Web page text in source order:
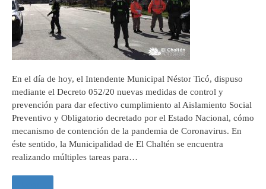
En el día de hoy, el Intendente Municipal Néstor Ticó, dispuso
mediante el Decreto 052/20 nuevas medidas de control y
prevención para dar efectivo cumplimiento al Aislamiento Social
Preventivo y Obligatorio decretado por el Estado Nacional, cómo
mecanismo de contención de la pandemia de Coronavirus. En
éste sentido, la Municipalidad de El Chaltén se encuentra
realizando múltiples tareas para…